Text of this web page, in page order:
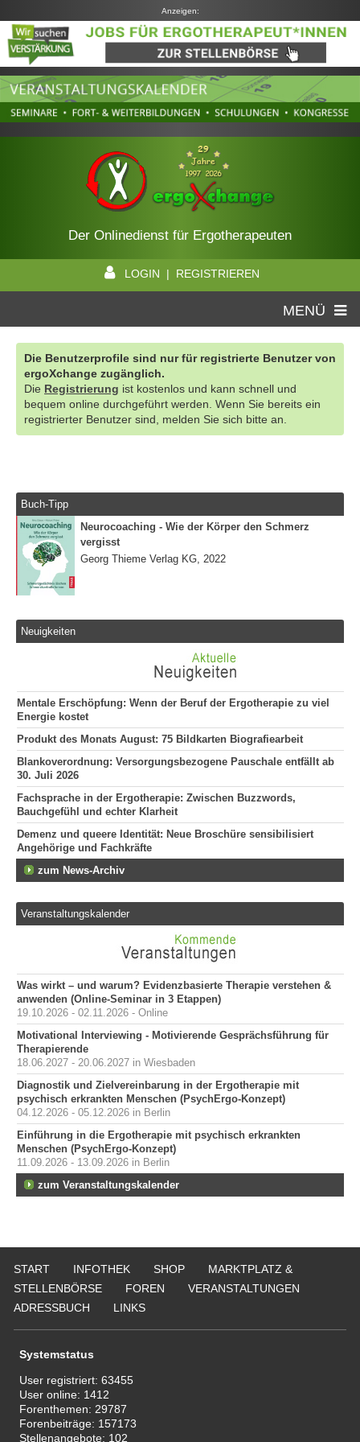
Anzeigen:
Der Onlinedienst für Ergotherapeuten
LOGIN | REGISTRIEREN
MENÜ
Die Benutzerprofile sind nur für registrierte Benutzer von
ergoXchange zugänglich.
Die Registrierung ist kostenlos und kann schnell und
bequem online durchgeführt werden. Wenn Sie bereits ein
registrierter Benutzer sind, melden Sie sich bitte an.
Buch-Tipp
Neurocoaching - Wie der Körper den Schmerz
vergisst
Georg Thieme Verlag KG, 2022
Neuigkeiten
Mentale Erschöpfung: Wenn der Beruf der Ergotherapie zu viel
Energie kostet
Produkt des Monats August: 75 Bildkarten Biografiearbeit
Blankoverordnung: Versorgungsbezogene Pauschale entfällt ab
30. Juli 2026
Fachsprache in der Ergotherapie: Zwischen Buzzwords,
Bauchgefühl und echter Klarheit
Demenz und queere Identität: Neue Broschüre sensibilisiert
Angehörige und Fachkräfte
zum News-Archiv
Veranstaltungskalender
Was wirkt – und warum? Evidenzbasierte Therapie verstehen &
anwenden (Online-Seminar in 3 Etappen)
19.10.2026 - 02.11.2026 - Online
Motivational Interviewing - Motivierende Gesprächsführung für
Therapierende
18.06.2027 - 20.06.2027 in Wiesbaden
Diagnostik und Zielvereinbarung in der Ergotherapie mit
psychisch erkrankten Menschen (PsychErgo-Konzept)
04.12.2026 - 05.12.2026 in Berlin
Einführung in die Ergotherapie mit psychisch erkrankten
Menschen (PsychErgo-Konzept)
11.09.2026 - 13.09.2026 in Berlin
zum Veranstaltungskalender
START INFOTHEK SHOP
MARKTPLATZ &
STELLENBÖRSE
FOREN
VERANSTALTUNGEN
ADRESSBUCH
LINKS
Systemstatus
User registriert:63455
User online: 1412
Forenthemen: 29787
Forenbeiträge: 157173
Stellenangebote: 102